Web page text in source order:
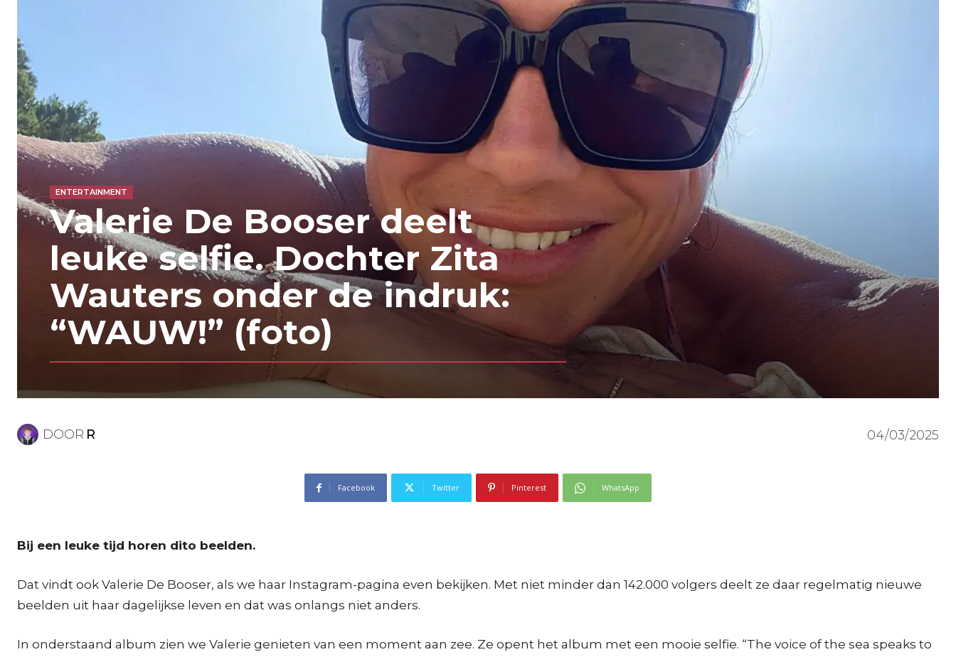
ENTERTAINMENT
Valerie De Booser deelt
leuke selfie. Dochter Zita
Wauters onder de indruk:
“WAUW!” (foto)
DOOR R 04/03/2025
Facebook Twitter Pinterest WhatsApp
Bij een leuke tijd horen dito beelden.
Dat vindt ook Valerie De Booser, als we haar Instagram-pagina even bekijken. Met niet minder dan 142.000 volgers deelt ze daar regelmatig nieuwe
beelden uit haar dagelijkse leven en dat was onlangs niet anders.
In onderstaand album zien we Valerie genieten van een moment aan zee. Ze opent het album met een mooie selfie. “The voice of the sea speaks to